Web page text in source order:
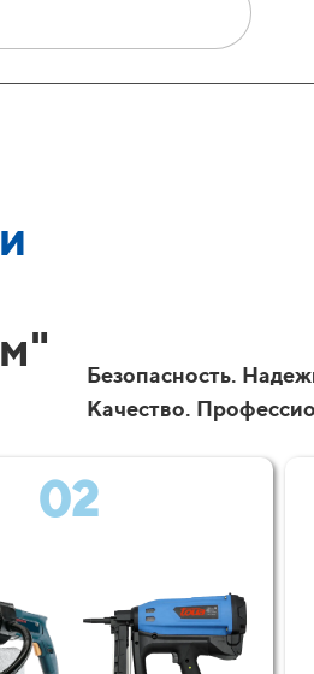
Безопасность.
Качество.
02